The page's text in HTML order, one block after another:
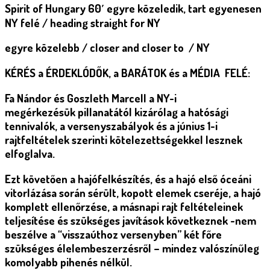
Spirit of Hungary 60′ egyre közeledik, tart egyenesen
NY felé / heading straight for NY
egyre közelebb / closer and closer to / NY
KÉRÉS a ÉRDEKLÓDŐK, a BARÁTOK és a MÉDIA FELÉ:
Fa Nándor és Goszleth Marcell a NY-i
megérkezésük pillanatától kizárólag a hatósági
tennivalók, a versenyszabályok és a június 1-i
rajtfeltételek szerinti kötelezettségekkel lesznek
elfoglalva.
Ezt követően a hajófelkészítés, és a hajó első óceáni
vitorlázása során sérült, kopott elemek cseréje, a hajó
komplett ellenőrzése, a másnapi rajt feltételeinek
teljesítése és szükséges javítások következnek -nem
beszélve a “visszaúthoz versenyben” két főre
szükséges élelembeszerzésről – mindez valószínűleg
komolyabb pihenés nélkül.